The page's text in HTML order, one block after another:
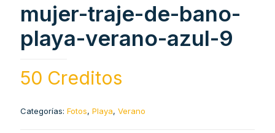
mujer-traje-de-bano-
playa-verano-azul-9
50 Creditos
Categorías: Fotos, Playa, Verano